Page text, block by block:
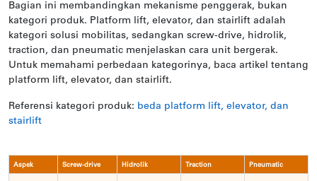
Bagian ini membandingkan mekanisme penggerak, bukan
kategori produk. Platform lift, elevator, dan stairlift adalah
kategori solusi mobilitas, sedangkan screw-drive, hidrolik,
traction, dan pneumatic menjelaskan cara unit bergerak.
Untuk memahami perbedaan kategorinya, baca artikel tentang
platform lift, elevator, dan stairlift.
Referensi kategori produk: beda platform lift, elevator, dan
stairlift
Aspek Screw-drive Hidrolik Traction Pneumatic